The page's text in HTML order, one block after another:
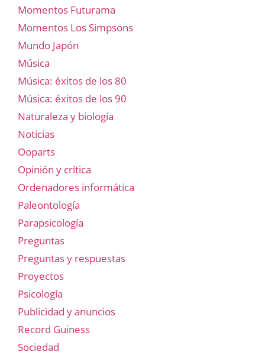
Momentos Futurama
Momentos Los Simpsons
Mundo Japón
Música
Música: éxitos de los 80
Música: éxitos de los 90
Naturaleza y biología
Noticias
Ooparts
Opinión y crítica
Ordenadores informática
Paleontología
Parapsicología
Preguntas
Preguntas y respuestas
Proyectos
Psicología
Publicidad y anuncios
Record Guiness
Sociedad